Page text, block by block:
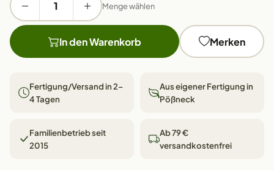
Menge wählen
In den Warenkorb Merken
Fertigung/Versand in 2–
4 Tagen
Aus eigener Fertigung in
Pößneck
Familienbetrieb seit
2015
Ab 79 €
versandkostenfrei